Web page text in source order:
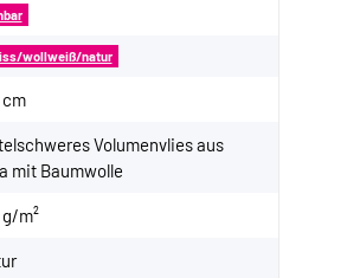
wollweiß/natur
cm
Volumenvlies aus
mit Baumwolle
g/m²